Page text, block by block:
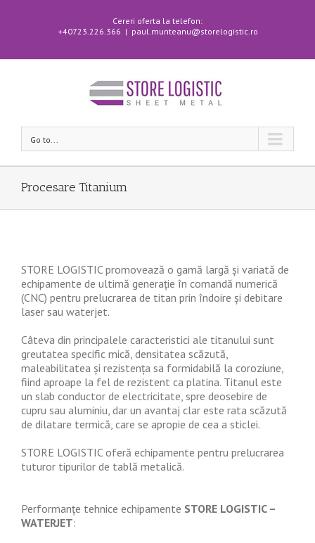
Cereri oferta la telefon:
+40723.226.366 | paul.munteanu@storelogistic.ro
Go to...
Procesare Titanium
STORE LOGISTIC promovează o gamă largă și variată de
echipamente de ultimă generație în comandă numerică
(CNC) pentru prelucrarea de titan prin îndoire și debitare
laser sau waterjet.
Câteva din principalele caracteristici ale titanului sunt
greutatea specific mică, densitatea scăzută,
maleabilitatea și rezistența sa formidabilă la coroziune,
fiind aproape la fel de rezistent ca platina. Titanul este
un slab conductor de electricitate, spre deosebire de
cupru sau aluminiu, dar un avantaj clar este rata scăzută
de dilatare termică, care se apropie de cea a sticlei.
STORE LOGISTIC oferă echipamente pentru prelucrarea
tuturor tipurilor de tablă metalică.
Performanțe tehnice echipamente STORE LOGISTIC –
WATERJET: